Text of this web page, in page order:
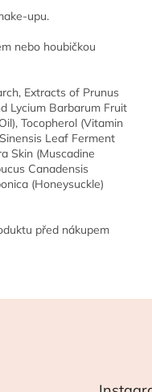
upu.
nebo houbičkou
Extracts of Prunus
Lycium Barbarum Fruit
Tocopherol (Vitamin
Leaf Ferment
Skin (Muscadine
Canadensis
(Honeysuckle)
před nákupem